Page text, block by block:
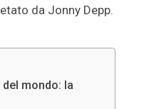
da Jonny Depp.
mondo: la